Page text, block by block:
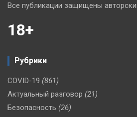
Все публикации защищены
18+
Рубрики
COVID-19 (861)
Актуальный разговор (21)
Безопасность (26)